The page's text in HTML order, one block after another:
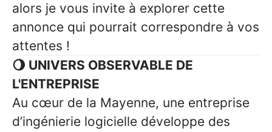
alors je vous invite à explorer cette
annonce qui pourrait correspondre à vos
attentes !
🌖 UNIVERS OBSERVABLE DE
L'ENTREPRISE
Au cœur de la Mayenne, une entreprise
d’ingénierie logicielle développe des